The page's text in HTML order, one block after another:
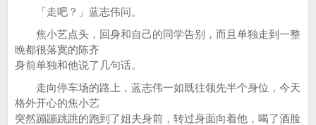
「走吧？」蓝志伟问。
焦小艺点头，回身和自己的同学告别，而且单独走到一整
晚都很落寞的陈齐
身前单独和他说了几句话。
走向停车场的路上，蓝志伟一如既往领先半个身位，今天
格外开心的焦小艺
突然蹦蹦跳跳的跑到了姐夫身前，转过身面向着他，喝了酒脸